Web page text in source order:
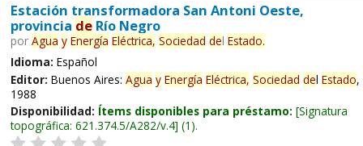
Estación transformadora San Antoni Oeste,
provincia deRío Negro
por Agua y Energía Eléctrica, Sociedad del Estado.
Idioma: Español
Editor: Buenos Aires: Agua y Energía Eléctrica, Sociedad del Estado,
1988
Disponibilidad: Ítems disponibles para préstamo: Signatura
topográfica: 621.374.5/A282/v.4 (1).